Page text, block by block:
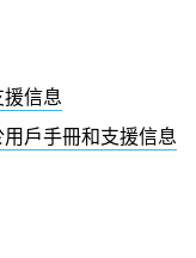
信息
戶手冊和支援信息